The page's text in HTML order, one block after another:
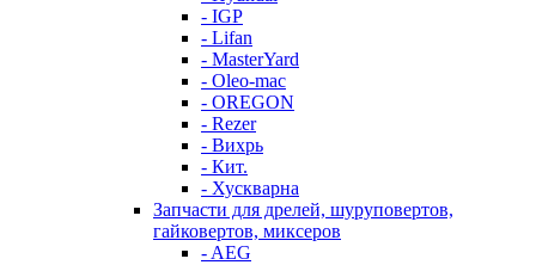
- IGP
- Lifan
- MasterYard
- Oleo-mac
- OREGON
- Rezer
- Вихрь
- Кит.
- Хускварна
Запчасти для дрелей, шуруповертов,
гайковертов, миксеров
- AEG